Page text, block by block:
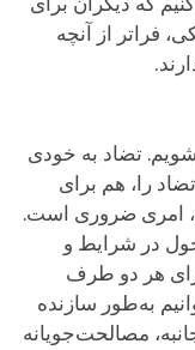
که دیگران برای
فراتر از آنچه
تضاد به خودی
را، هم برای
امری ضروری است.
در شرایط و
هر دو طرف
به‌طور سازنده
مصالحت‌جویانه